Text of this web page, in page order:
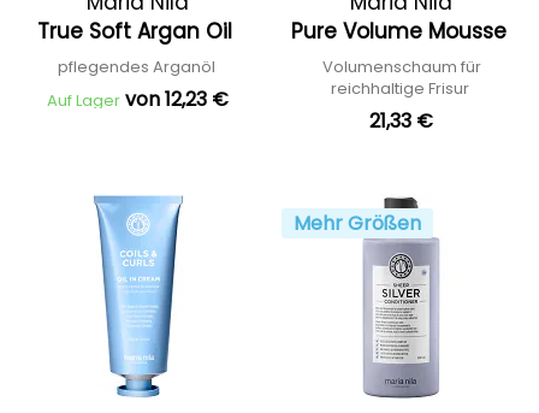
True Soft Argan Oil
pflegendes Arganöl
Auf Lager von 12,23 €
Pure Volume Mousse
Volumenschaum für
reichhaltige Frisur
21,33 €
Mehr Größen